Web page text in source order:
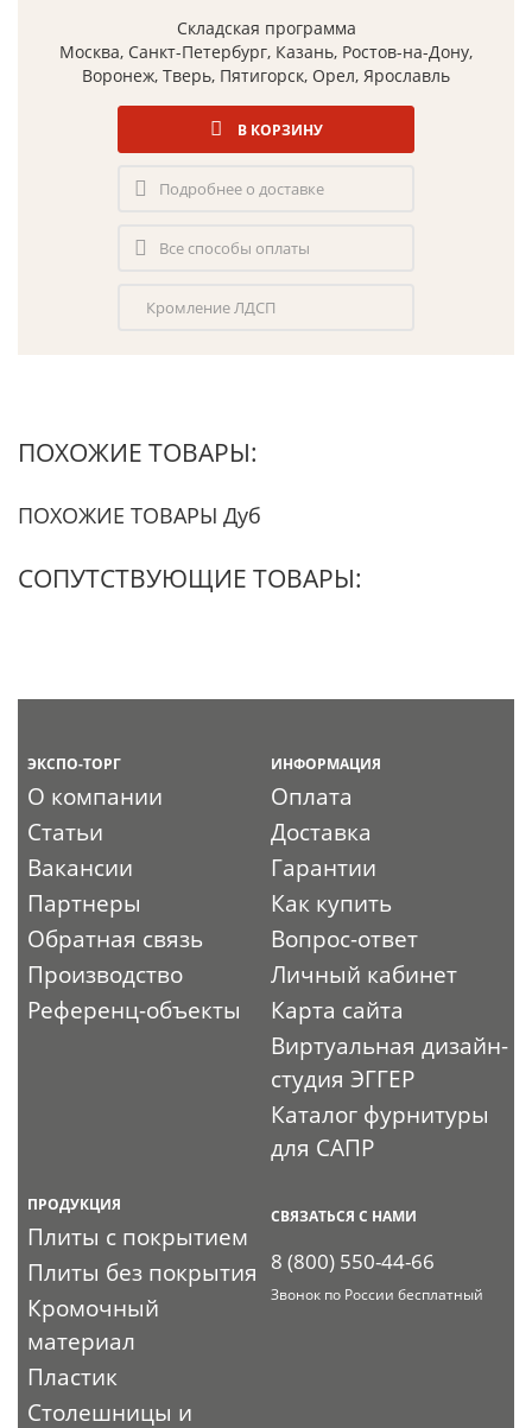
Складская программа
Москва, Санкт-Петербург, Казань, Ростов-на-Дону,
Воронеж, Тверь, Пятигорск, Орел, Ярославль
В КОРЗИНУ
Подробнее о доставке
Все способы оплаты
Кромление ЛДСП
ПОХОЖИЕ ТОВАРЫ:
ПОХОЖИЕ ТОВАРЫ Дуб
СОПУТСТВУЮЩИЕ ТОВАРЫ:
ЭКСПО-ТОРГ
О компании
Статьи
Вакансии
Партнеры
Обратная связь
Производство
Референц-объекты
ИНФОРМАЦИЯ
Оплата
Доставка
Гарантии
Как купить
Вопрос-ответ
Личный кабинет
Карта сайта
Виртуальная дизайн-
студия ЭГГЕР
Каталог фурнитуры
для САПР
ПРОДУКЦИЯ
Плиты с покрытием
Плиты без покрытия
Кромочный
материал
Пластик
Столешницы и
СВЯЗАТЬСЯ С НАМИ
8 (800) 550-44-66
Звонок по России бесплатный